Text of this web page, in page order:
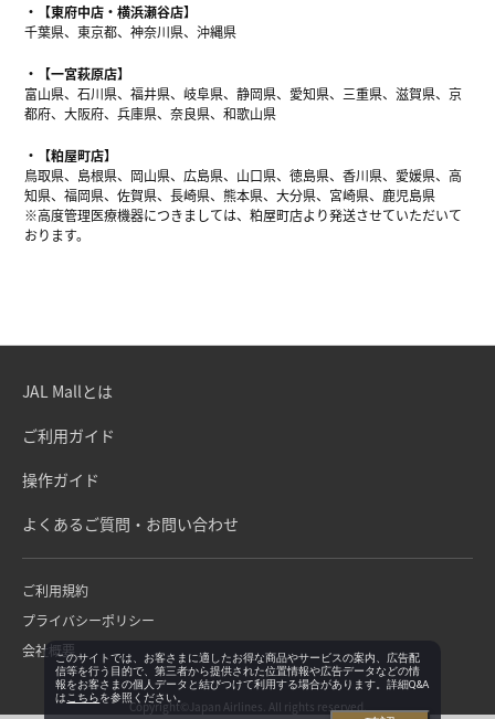
【東府中店・横浜瀬谷店】
千葉県、東京都、神奈川県、沖縄県
【一宮萩原店】
富山県、石川県、福井県、岐阜県、静岡県、愛知県、三重県、滋賀県、京
都府、大阪府、兵庫県、奈良県、和歌山県
【粕屋町店】
鳥取県、島根県、岡山県、広島県、山口県、徳島県、香川県、愛媛県、高
知県、福岡県、佐賀県、長崎県、熊本県、大分県、宮崎県、鹿児島県
※高度管理医療機器につきましては、粕屋町店より発送させていただいて
おります。
JAL Mallとは
ご利用ガイド
操作ガイド
よくあるご質問・お問い合わせ
ご利用規約
プライバシーポリシー
会社概要
Copyright©Japan Airlines. All rights reserved.
このサイトでは、お客さまに適したお得な商品やサービスの案内、広告配
信等を行う目的で、第三者から提供された位置情報や広告データなどの情
報をお客さまの個人データと結びつけて利用する場合があります。詳細Q&A
は こちらを参照ください。